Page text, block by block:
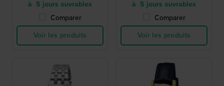
à 5 jours ouvrables
Comparer
Voir les produits
à 5 jours ouvrables
Comparer
Voir les produits